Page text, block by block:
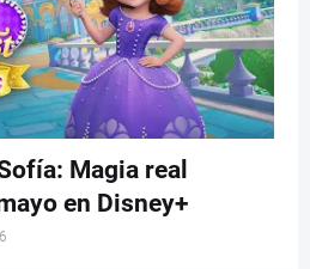
Magia real
en Disney+